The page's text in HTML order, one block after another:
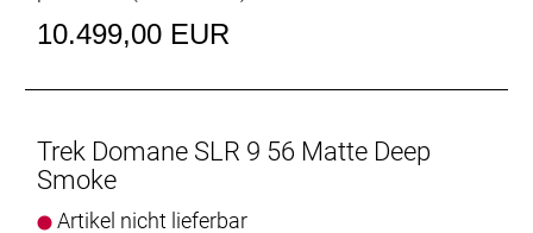
Anzahl Gänge: 1
// Shimano Dura-Ace R9270 Di2, 12fach
Hinterradbremse: Shimano CL900, Center Lock
Scheibenaufnahme, 160 mm
10.499,00 EUR
Trek Domane SLR 9 56 Matte Deep
Smoke
Artikel nicht lieferbar